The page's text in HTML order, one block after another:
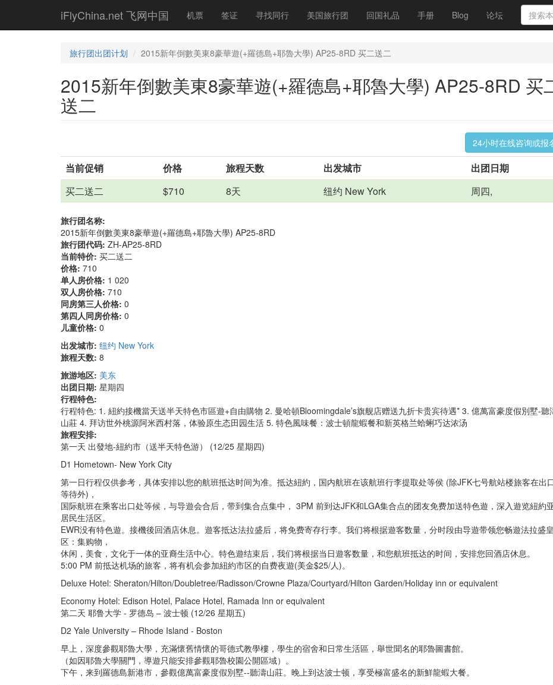
main
iFlyChina.net 飞网中国 机票 签证 寻找同行 美国旅行团 回国礼品 手册 Blog 论坛
旅行团出团计划 2015新年倒數美東8豪華遊(+羅德島+耶魯大學) AP25-8RD 买二送二
2015新年倒數美東8豪華遊(+羅德島+耶魯大學) AP25-8RD 买
送二
24小时在线咨询或报
当前促销 价格 旅程天数 出发城市
出团日期
买二送二
$710 8天 纽约 New York 周四,
旅行团名称:
2015新年倒數美東8豪華遊(+羅德島+耶魯大學) AP25-8RD
旅行团代码: ZH-AP25-8RD
当前特价: 买二送二
价格: 710
单人房价格: 1 020
双人房价格: 710
同房第三人价格: 0
第四人同房价格: 0
儿童价格: 0
出发城市: 纽约 New York
旅程天数: 8
旅游地区: 美东
出团日期: 星期四
行程特色:
行程特色: 1. 紐約接機當天送半天特色市區遊+自由購物 2. 曼哈頓Bloomingdale’s旗舰店赠送九折卡贵宾待遇* 3. 億萬富豪度假別墅-聽
山莊 4. 拜访世外桃源阿米西村落，体验原生态田园生活 5. 特色風味餐：波士頓龍蝦餐和新英格兰蛤蜊巧达浓汤
旅程安排:
第一天 出發地-紐約市（送半天特色游） (12/25 星期四)
D1 Hometown- New York City
第一日行程仅供参考，具体安排以您的航班抵达时间为准。抵达紐約，国内航班在该航班行李提取处等侯 (除JFK七号航站楼旅客在出
等待外)，
国际航班在乘客出口处等候，与导遊会合后，带到集合点集中， 3PM 前到达JFK和LGA集合点的团友免费加送特色遊，深入遊览紐約
居民生活区。
EWR没有特色遊。接機後回酒店休息。遊客抵达法拉盛后，将免费寄存行李。我们将根据遊客数量，分时段由导遊带领您畅遊法拉盛
区：集购物，
休闲，美食，文化于一体的亚裔生活中心。特色遊结束后，我们将根据当日遊客数量，和您航班抵达的时间，安排您回酒店休息。
5:00 PM 前抵达机场的旅客，将有机会参加紐約市区的自费夜遊(美金$25/人)。
Deluxe Hotel: Sheraton/Hilton/Doubletree/Radisson/Crowne Plaza/Courtyard/Hilton Garden/Holiday inn or equivalent
Economy Hotel: Edison Hotel, Palace Hotel, Ramada Inn or equivalent
第二天 耶鲁大学 - 罗德岛 – 波士顿 (12/26 星期五)
D2 Yale University – Rhode Island - Boston
早上，深度參觀耶魯大學，充滿懷舊情懷的哥德式教學樓，學生的宿舍和日常生活區，舉世聞名的耶魯圖書館。
（如因耶魯大學關門，導遊只能安排參觀耶魯校園公開區域）。
下午，来到羅德島新港市，參觀億萬富豪度假別墅--聽濤山莊。晚上到达波士顿，享受極富盛名的新鮮龍蝦大餐。